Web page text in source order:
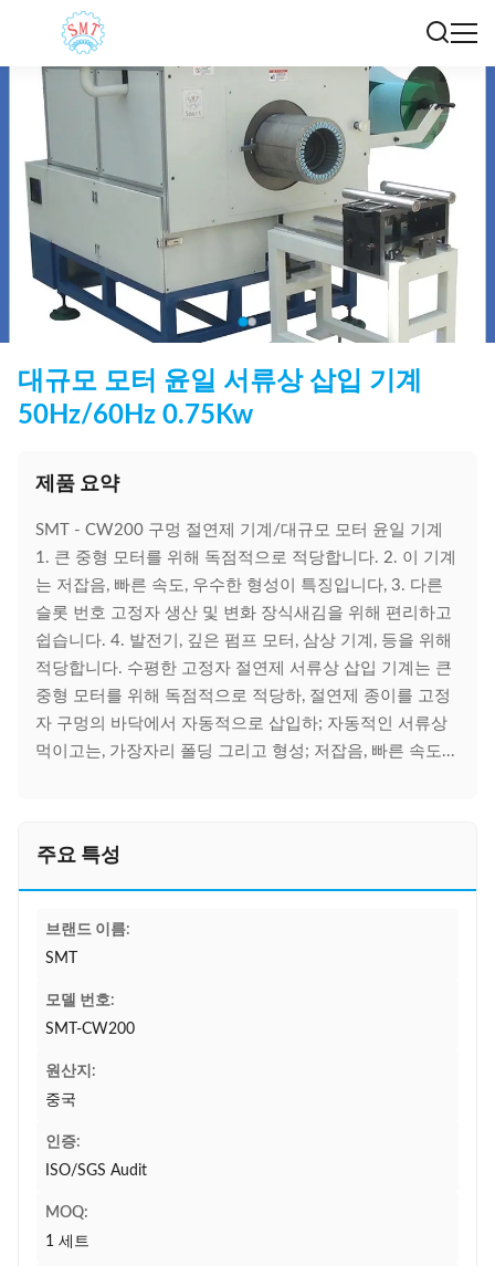
대규모 모터 윤일 서류상 삽입 기계
50Hz/60Hz 0.75Kw
제품 요약
SMT - CW200 구멍 절연제 기계/대규모 모터 윤일 기계
1. 큰 중형 모터를 위해 독점적으로 적당합니다. 2. 이 기계
는 저잡음, 빠른 속도, 우수한 형성이 특징입니다, 3. 다른
슬롯 번호 고정자 생산 및 변화 장식새김을 위해 편리하고
쉽습니다. 4. 발전기, 깊은 펌프 모터, 삼상 기계, 등을 위해
적당합니다. 수평한 고정자 절연제 서류상 삽입 기계는 큰
중형 모터를 위해 독점적으로 적당하, 절연제 종이를 고정
자 구멍의 바닥에서 자동적으로 삽입하; 자동적인 서류상
먹이고는, 가장자리 폴딩 그리고 형성; 저잡음, 빠른 속도...
주요 특성
브랜드 이름:
SMT
모델 번호:
SMT-CW200
원산지:
중국
인증:
ISO/SGS Audit
MOQ:
1 세트